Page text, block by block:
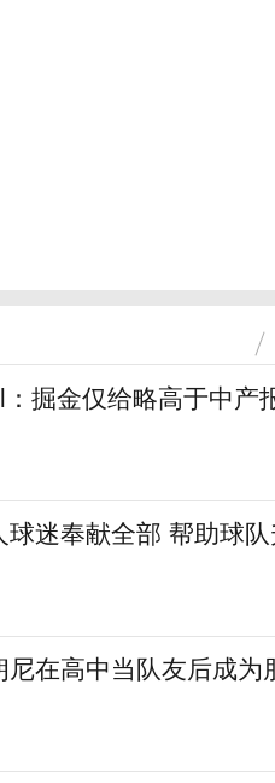
掘金仅给略高于中产
迷奉献全部 帮助球
在高中当队友后成为